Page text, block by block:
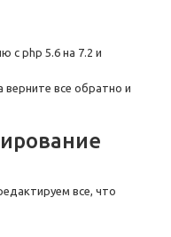
с php 5.6 на 7.2 и
верните все обратно и
все, что